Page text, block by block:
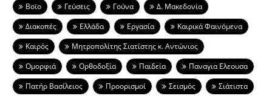
Βοϊο
Γεύσεις Γούνα
Δ. Μακεδονία
Διακοπές
Ελλάδα Εργασία
Καιρικά Φαινόμενα
Καιρός
Μητροπολίτης Σιατίστης κ. Αντώνιος
Ομορφιά
Ορθοδοξία Παιδεία
Παναγια Ελεουσα
Πατήρ Βασίλειος
Προορισμοί Σεισμός
Σιάτιστα